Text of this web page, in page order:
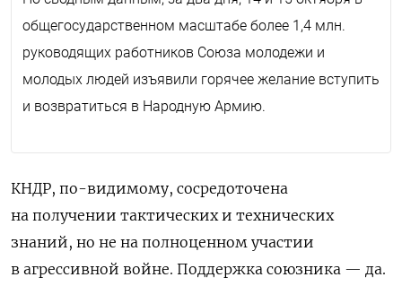
общегосударственном масштабе более 1,4 млн.
руководящих работников Союза молодежи и
молодых людей изъявили горячее желание вступить
и возвратиться в Народную Армию.
КНДР, по-видимому, сосредоточена
на получении тактических и технических
знаний, но не на полноценном участии
в агрессивной войне. Поддержка союзника — да.